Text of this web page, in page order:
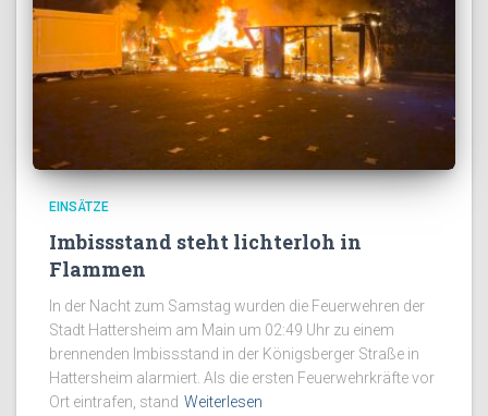
EINSÄTZE
Imbissstand steht lichterloh in
Flammen
In der Nacht zum Samstag wurden die Feuerwehren der
Stadt Hattersheim am Main um 02:49 Uhr zu einem
brennenden Imbissstand in der Königsberger Straße in
Hattersheim alarmiert. Als die ersten Feuerwehrkräfte vor
Ort eintrafen, stand Weiterlesen